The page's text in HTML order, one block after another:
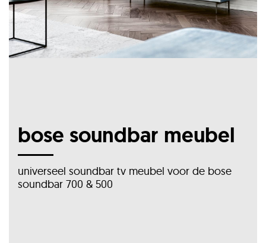
bose soundbar meubel
universeel soundbar tv meubel voor de bose
soundbar 700 & 500